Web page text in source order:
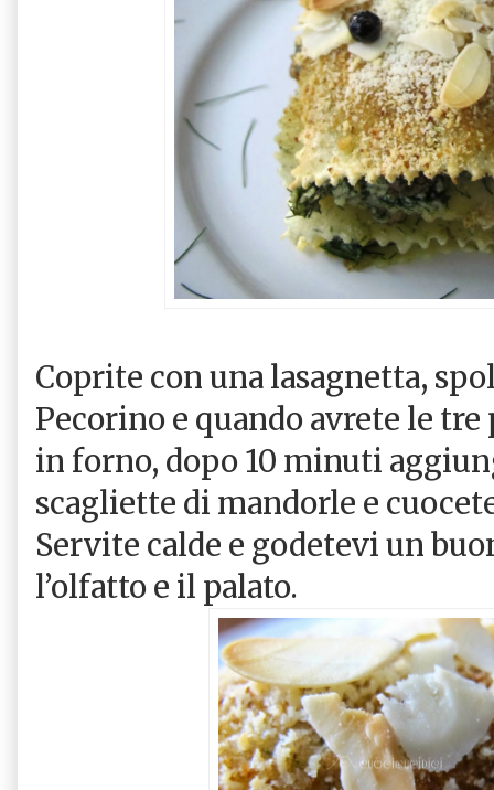
Coprite con una lasagnetta,
Pecorino e quando avrete le
in forno, dopo 10 minuti
scagliette di mandorle e
Servite calde e godetevi un
l’olfatto e il palato.